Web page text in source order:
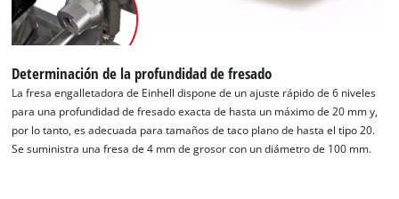
Determinación de la profundidad de fresado
La fresa engalletadora de Einhell dispone de un ajuste rápido de 6 niveles
para una profundidad de fresado exacta de hasta un máximo de 20 mm y,
por lo tanto, es adecuada para tamaños de taco plano de hasta el tipo 20.
Se suministra una fresa de 4 mm de grosor con un diámetro de 100 mm.